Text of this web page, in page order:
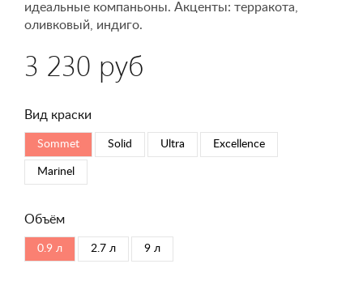
идеальные компаньоны. Акценты: терракота,
оливковый, индиго.
3 230 руб
Вид краски
Sommet Solid Ultra Excellence
Marinel
Объём
0.9 л 2.7 л 9 л